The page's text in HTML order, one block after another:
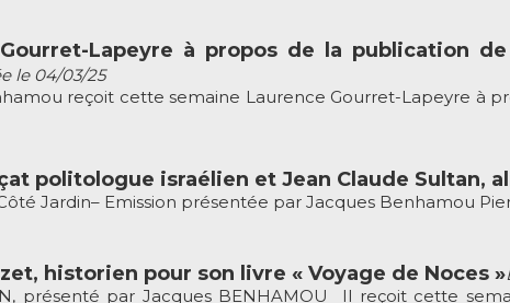
Lapeyre à propos de la publication
le 04/03/25
reçoit cette semaine Laurence Gourret-Lapeyre à
politologue israélien et Jean Claude Sultan,
Jardin– Emission présentée par Jacques Benhamou
historien pour son livre « Voyage de Noces »
présenté par Jacques BENHAMOU Il reçoit cette